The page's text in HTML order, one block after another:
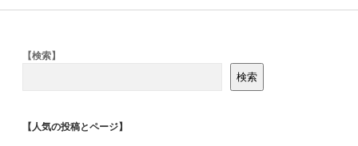
Sidebar
【検索】
検索
【人気の投稿とページ】